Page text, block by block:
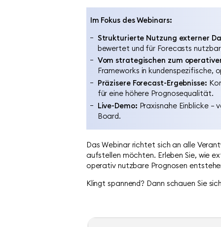
Im Fokus des Webinars:
Strukturierte Nutzung externer
bewertet und für Forecasts
Vom strategischen zum
Frameworks in kundenspezifische,
Präzisere Forecast-Ergebnisse:
für eine höhere Prognosequalität.
Live-Demo: Praxisnahe Einblicke
Board.
Das Webinar richtet sich an alle
aufstellen möchten. Erleben Sie, wie
operativ nutzbare Prognosen
Klingt spannend? Dann schauen Sie